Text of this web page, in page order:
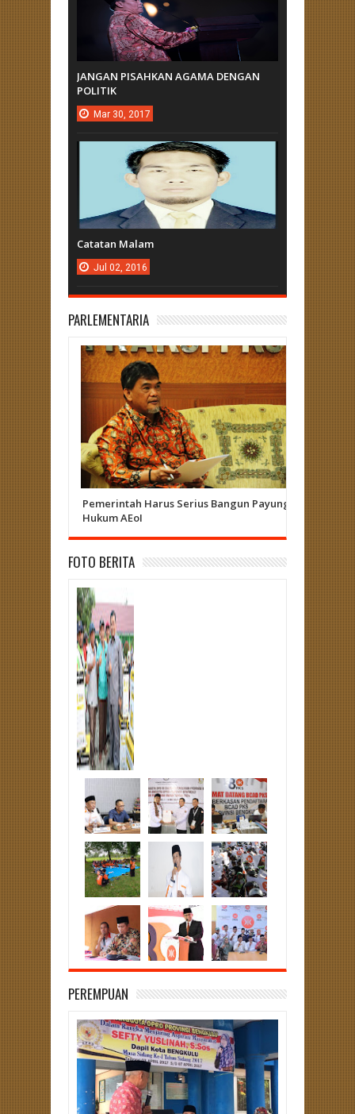
JANGAN PISAHKAN AGAMA DENGAN
POLITIK
Mar 30, 2017
Catatan Malam
Jul 02, 2016
PARLEMENTARIA
Pemerintah Harus Serius Bangun Payung
Hukum AEoI
Herizal
Curup -
FOTO BERITA
PEREMPUAN